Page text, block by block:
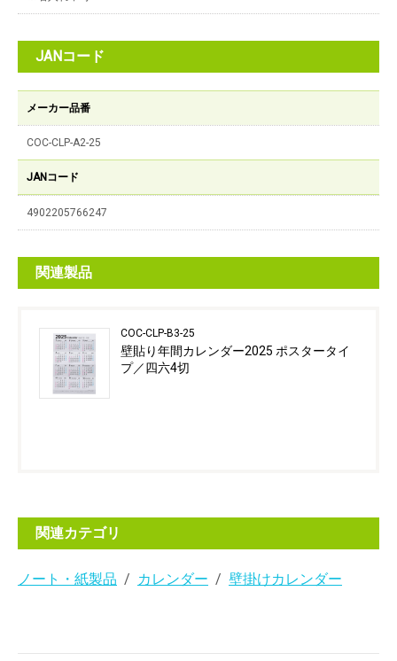
JANコード
メーカー品番
COC-CLP-A2-25
JANコード
4902205766247
関連製品
COC-CLP-B3-25
壁貼り年間カレンダー2025 ポスタータイ
プ／四六4切
関連カテゴリ
ノート・紙製品 カレンダー 壁掛けカレンダー